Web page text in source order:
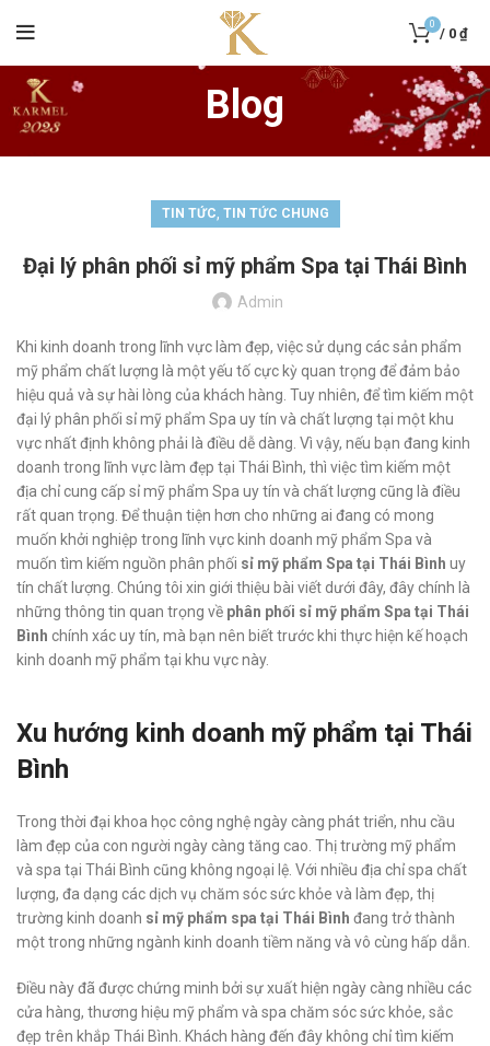
0
/ 0 ₫
Blog
TIN TỨC, TIN TỨC CHUNG
Đại lý phân phối sỉ mỹ phẩm Spa tại Thái Bình
Admin
Khi kinh doanh trong lĩnh vực làm đẹp, việc sử dụng các sản phẩm
mỹ phẩm chất lượng là một yếu tố cực kỳ quan trọng để đảm bảo
hiệu quả và sự hài lòng của khách hàng. Tuy nhiên, để tìm kiếm một
đại lý phân phối sỉ mỹ phẩm Spa uy tín và chất lượng tại một khu
vực nhất định không phải là điều dễ dàng. Vì vậy, nếu bạn đang kinh
doanh trong lĩnh vực làm đẹp tại Thái Bình, thì việc tìm kiếm một
địa chỉ cung cấp sỉ mỹ phẩm Spa uy tín và chất lượng cũng là điều
rất quan trọng. Để thuận tiện hơn cho những ai đang có mong
muốn khởi nghiệp trong lĩnh vực kinh doanh mỹ phẩm Spa và
muốn tìm kiếm nguồn phân phối sỉ mỹ phẩm Spa tại Thái Bình uy
tín chất lượng. Chúng tôi xin giới thiệu bài viết dưới đây, đây chính là
những thông tin quan trọng về phân phối sỉ mỹ phẩm Spa tại Thái
Bình chính xác uy tín, mà bạn nên biết trước khi thực hiện kế hoạch
kinh doanh mỹ phẩm tại khu vực này.
Xu hướng kinh doanh mỹ phẩm tại Thái
Bình
Trong thời đại khoa học công nghệ ngày càng phát triển, nhu cầu
làm đẹp của con người ngày càng tăng cao. Thị trường mỹ phẩm
và spa tại Thái Bình cũng không ngoại lệ. Với nhiều địa chỉ spa chất
lượng, đa dạng các dịch vụ chăm sóc sức khỏe và làm đẹp, thị
trường kinh doanh sỉ mỹ phẩm spa tại Thái Bình đang trở thành
một trong những ngành kinh doanh tiềm năng và vô cùng hấp dẫn.
Điều này đã được chứng minh bởi sự xuất hiện ngày càng nhiều các
cửa hàng, thương hiệu mỹ phẩm và spa chăm sóc sức khỏe, sắc
đẹp trên khắp Thái Bình. Khách hàng đến đây không chỉ tìm kiếm